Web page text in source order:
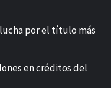
por el título más
en créditos del